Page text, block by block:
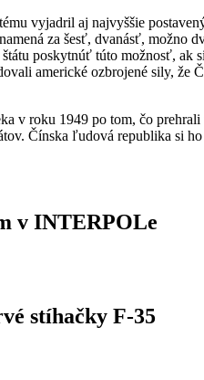
vyjadril aj najvyššie
za šesť, dvanásť, možno
poskytnúť túto možnosť, ak
americké ozbrojené sily,
v roku 1949 po tom, čo
Čínska ľudová republika si
v INTERPOLe
stíhačky F-35